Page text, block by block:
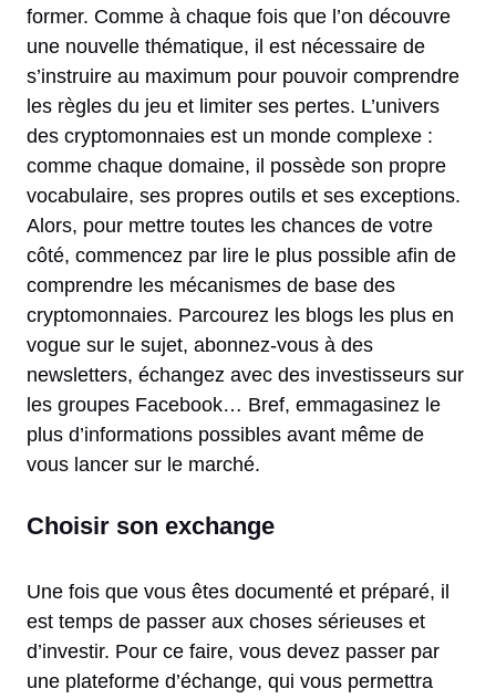
former. Comme à chaque fois que l’on découvre
une nouvelle thématique, il est nécessaire de
s’instruire au maximum pour pouvoir comprendre
les règles du jeu et limiter ses pertes. L’univers
des cryptomonnaies est un monde complexe :
comme chaque domaine, il possède son propre
vocabulaire, ses propres outils et ses exceptions.
Alors, pour mettre toutes les chances de votre
côté, commencez par lire le plus possible afin de
comprendre les mécanismes de base des
cryptomonnaies. Parcourez les blogs les plus en
vogue sur le sujet, abonnez-vous à des
newsletters, échangez avec des investisseurs sur
les groupes Facebook… Bref, emmagasinez le
plus d’informations possibles avant même de
vous lancer sur le marché.
Choisir son exchange
Une fois que vous êtes documenté et préparé, il
est temps de passer aux choses sérieuses et
d’investir. Pour ce faire, vous devez passer par
une plateforme d’échange, qui vous permettra